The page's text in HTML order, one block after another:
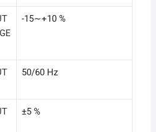
-15∼+10 %
50/60 Hz
±5 %